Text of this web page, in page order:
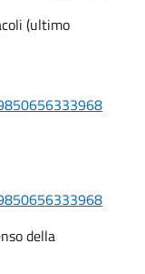
(ultimo
della